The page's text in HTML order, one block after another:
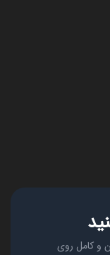
و کامل روی